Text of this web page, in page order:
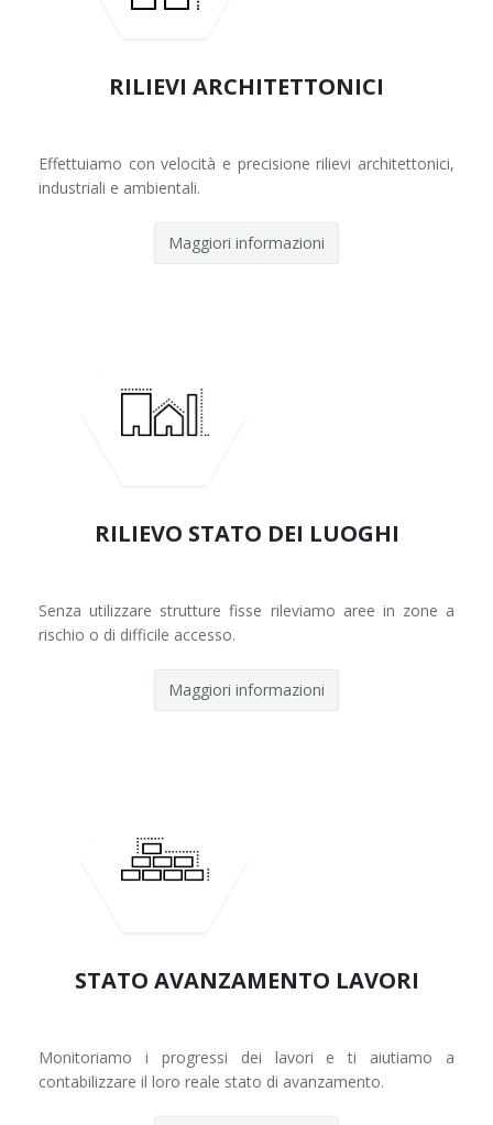
RILIEVI ARCHITETTONICI
Effettuiamo con velocità e precisione rilievi architettonici,
industriali e ambientali.
Maggiori informazioni
RILIEVO STATO DEI LUOGHI
Senza utilizzare strutture fisse rileviamo aree in zone a
rischio o di difficile accesso.
Maggiori informazioni
STATO AVANZAMENTO LAVORI
Monitoriamo i progressi dei lavori e ti aiutiamo a
contabilizzare il loro reale stato di avanzamento.